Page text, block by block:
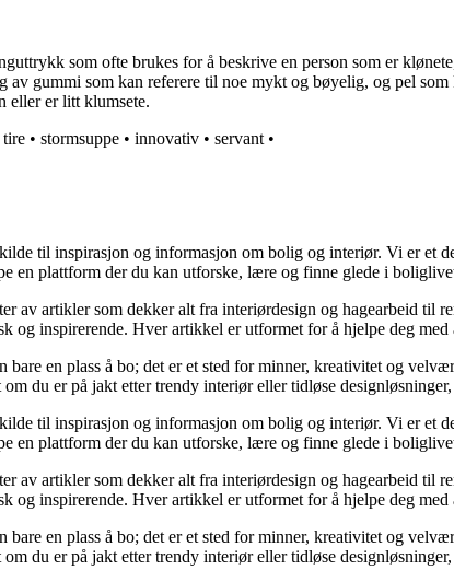
som ofte brukes for å beskrive en person som er
av gummi som kan referere til noe mykt og bøyelig, og pel
eller er litt klumsete.
tire • stormsuppe • innovativ • servant •
til inspirasjon og informasjon om bolig og interiør. Vi er et
en plattform der du kan utforske, lære og finne glede i
av artikler som dekker alt fra interiørdesign og hagearbeid til
og inspirerende. Hver artikkel er utformet for å hjelpe deg
bare en plass å bo; det er et sted for minner, kreativitet og
du er på jakt etter trendy interiør eller tidløse
til inspirasjon og informasjon om bolig og interiør. Vi er et
en plattform der du kan utforske, lære og finne glede i
av artikler som dekker alt fra interiørdesign og hagearbeid til
og inspirerende. Hver artikkel er utformet for å hjelpe deg
bare en plass å bo; det er et sted for minner, kreativitet og
du er på jakt etter trendy interiør eller tidløse